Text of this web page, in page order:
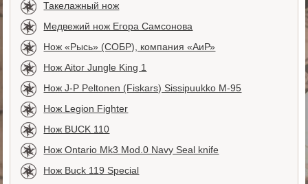
Такелажный нож
Медвежий нож Егора Самсонова
Нож «Рысь» (СОБР), компания «АиР»
Нож Aitor Jungle King 1
Нож J-P Peltonen (Fiskars) Sissipuukko М-95
Нож Legion Fighter
Нож BUCK 110
Нож Ontario Mk3 Mod.0 Navy Seal knife
Нож Buck 119 Special